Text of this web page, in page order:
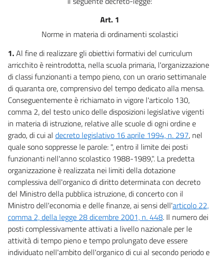
Art. 1
Norme in materia di ordinamenti scolastici
1.Al fine di realizzare gli obiettivi formativi del curriculum
arricchito è reintrodotta, nella scuola primaria, l'organizzazione
di classi funzionanti a tempo pieno, con un orario settimanale
di quaranta ore, comprensivo del tempo dedicato alla mensa.
Conseguentemente è richiamato in vigore l'articolo 130,
comma 2, del testo unico delle disposizioni legislative vigenti
in materia di istruzione, relative alle scuole di ogni ordine e
grado, di cui al decreto legislativo 16 aprile 1994, n. 297, nel
quale sono soppresse le parole: ", entro il limite dei posti
funzionanti nell'anno scolastico 1988-1989,". La predetta
organizzazione è realizzata nei limiti della dotazione
complessiva dell'organico di diritto determinata con decreto
del Ministro della pubblica istruzione, di concerto con il
Ministro dell'economia e delle finanze, ai sensi dell'articolo 22,
comma 2, della legge 28 dicembre 2001, n. 448. Il numero dei
posti complessivamente attivati a livello nazionale per le
attività di tempo pieno e tempo prolungato deve essere
individuato nell'ambito dell'organico di cui al secondo periodo e